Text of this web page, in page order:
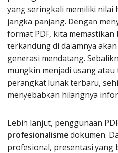
yang seringkali memiliki nilai
jangka panjang. Dengan
format PDF, kita
terkandung di dalamnya
generasi mendatang.
mungkin menjadi usang
perangkat lunak terbaru,
menyebabkan hilangnya
Lebih lanjut, penggunaan
profesionalisme dokumen.
profesional, presentasi yang